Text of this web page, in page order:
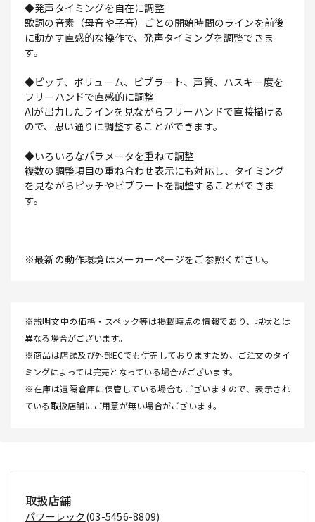
◆発声タイミングを自在に調整
歌詞の音素（母音や子音）ごとの開始時間のラインを前後
に動かす直感的な操作で、発声タイミングを調整できま
す。
◆ピッチ、ボリューム、ビブラート、声質、ハスキー度を
フリーハンドで直感的に調整
AIが出力したラインを見ながらフリーハンドで直接描ける
ので、思い通りに調整することができます。
◆いろいろなパラメータを重ねて調整
複数の調整項目の重ね合わせ表示にも対応し、タイミング
を見ながらピッチやビブラートを調整することができま
す。
※最新の動作環境はメーカーページをご参照ください。
※説明文中の価格・スペック等は掲載時点の情報であり、現状とは
異なる場合がございます。
※商品は店頭及び外部ECでも併売しておりますため、ご注文のタイ
ミングによっては完売となっている場合がございます。
※在庫は遠隔倉庫に保管している場合もございますので、表示され
ている取扱店舗にご用意が無い場合がございます。
取扱店舗
パワーレック (03-5456-8809)